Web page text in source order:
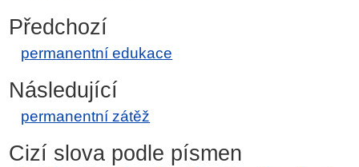
Předchozí
permanentní edukace
Následující
permanentní zátěž
Cizí slova podle písmen